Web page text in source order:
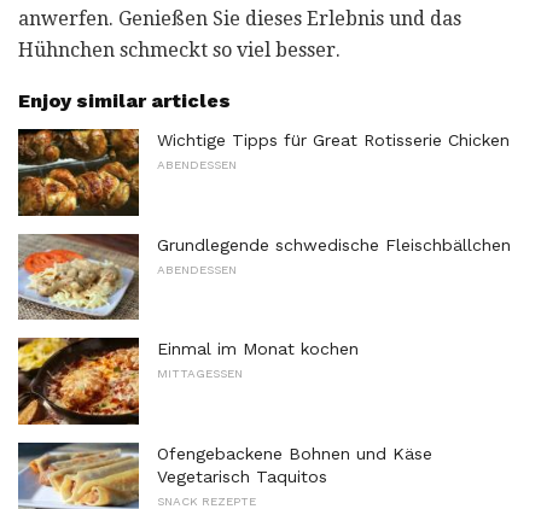
anwerfen. Genießen Sie dieses Erlebnis und das
Hühnchen schmeckt so viel besser.
Enjoy similar articles
Wichtige Tipps für Great Rotisserie Chicken
ABENDESSEN
Grundlegende schwedische Fleischbällchen
ABENDESSEN
Einmal im Monat kochen
MITTAGESSEN
Ofengebackene Bohnen und Käse
Vegetarisch Taquitos
SNACK REZEPTE